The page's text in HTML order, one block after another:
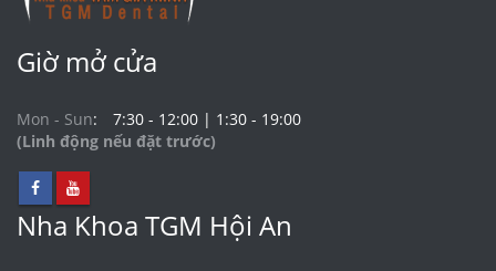
Giờ mở cửa
Mon - Sun
7:30 - 12:00 | 1:30 - 19:00
(Linh động nếu đặt trước)
Nha Khoa TGM Hội An